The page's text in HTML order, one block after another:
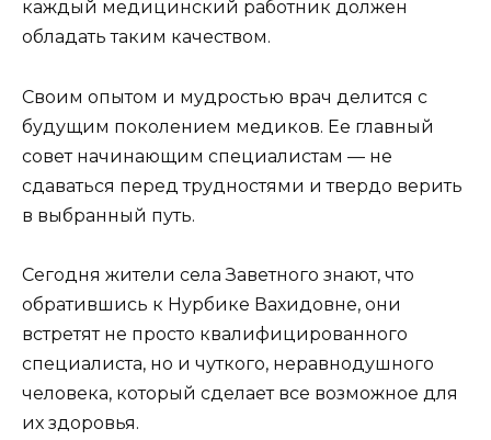
каждый медицинский работник должен
обладать таким качеством.
Своим опытом и мудростью врач делится с
будущим поколением медиков. Ее главный
совет начинающим специалистам — не
сдаваться перед трудностями и твердо верить
в выбранный путь.
Сегодня жители села Заветного знают, что
обратившись к Нурбике Вахидовне, они
встретят не просто квалифицированного
специалиста, но и чуткого, неравнодушного
человека, который сделает все возможное для
их здоровья.